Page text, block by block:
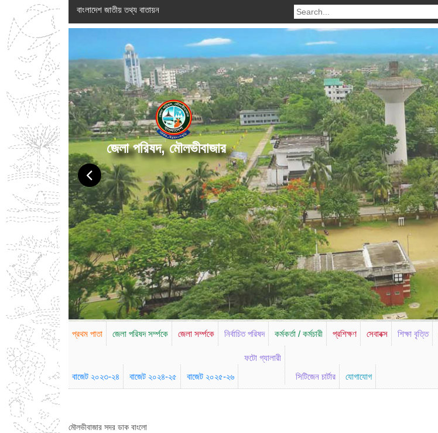
বাংলাদেশ জাতীয় তথ্য বাতায়ন
জেলা পরিষদ, মৌলভীবাজার
প্রথম পাতা জেলা পরিষদ সর্ম্পকে জেলা সর্ম্পকে নির্বাচিত পরিষদ কর্মকর্তা / কর্মচারী প্রশিক্ষণ সেবাবক্স শিক্ষা বৃত্তি
বাজেট ২০২৩-২৪ বাজেট ২০২৪-২৫ বাজেট ২০২৫-২৬
ফটো গ্যালারী
সিটিজেন চার্টার
যোগাযোগ
মৌলভীবাজার সদর ডাক বাংলো